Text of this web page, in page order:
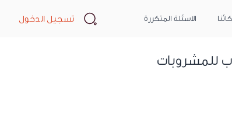
تسجيل الدخول Search الاسئلة المتكررة